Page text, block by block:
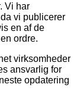
Vi har
vi publicerer
en af de
ordre.
virksomheder
ansvarlig for
opdatering